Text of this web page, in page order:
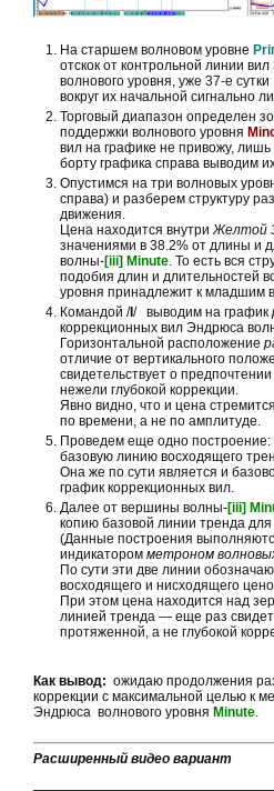
На старшем волновом уровне
отскок от контрольной линии
волнового уровня, уже 37-е
вокруг их начальной сигнально
Торговый диапазон определен
поддержки волнового уровня
вил на графике не привожу,
борту графика справа выводим
Опустимся на три волновых
справа) и разберем структуру
движения.
Цена находится внутриЖелтой
значениями в 38.2% от длины и
волны-[iii] Minute. То есть вся
подобия длин и длительностей
уровня принадлежит к младшим
Командой /I/ выводим на график
коррекционных вил Эндрюса
Горизонтальной расположение
отличие от вертикального
свидетельствует о
нежели глубокой коррекции.
Явно видно, что и цена
по времени, а не по амплитуде.
Проведем еще одно построение:
базовую линию восходящего
Она же по сути является и
график коррекционных вил.
Далее от вершины волны-[iii]
копию базовой линии тренда
(Данные построения
индикатором метроном
По сути эти две линии
восходящего и нисходящего
При этом цена находится над
линией тренда — еще раз
протяженной, а не глубокой
Как вывод: ожидаю продолжения
коррекции с максимальной целью к
Эндрюса волнового уровня Minute.
Расширенный видео вариант